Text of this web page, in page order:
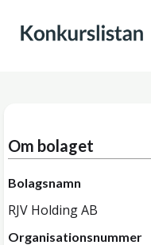
Om bolaget
Bolagsnamn
RJV Holding AB
Organisationsnummer